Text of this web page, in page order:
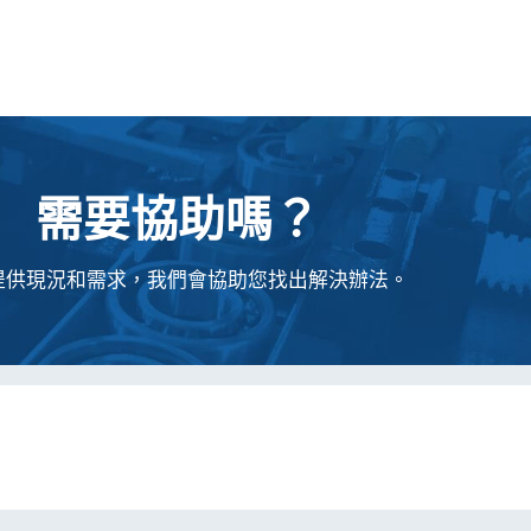
需要協助嗎？
供現況和需求，我們會協助您找出解決辦法。